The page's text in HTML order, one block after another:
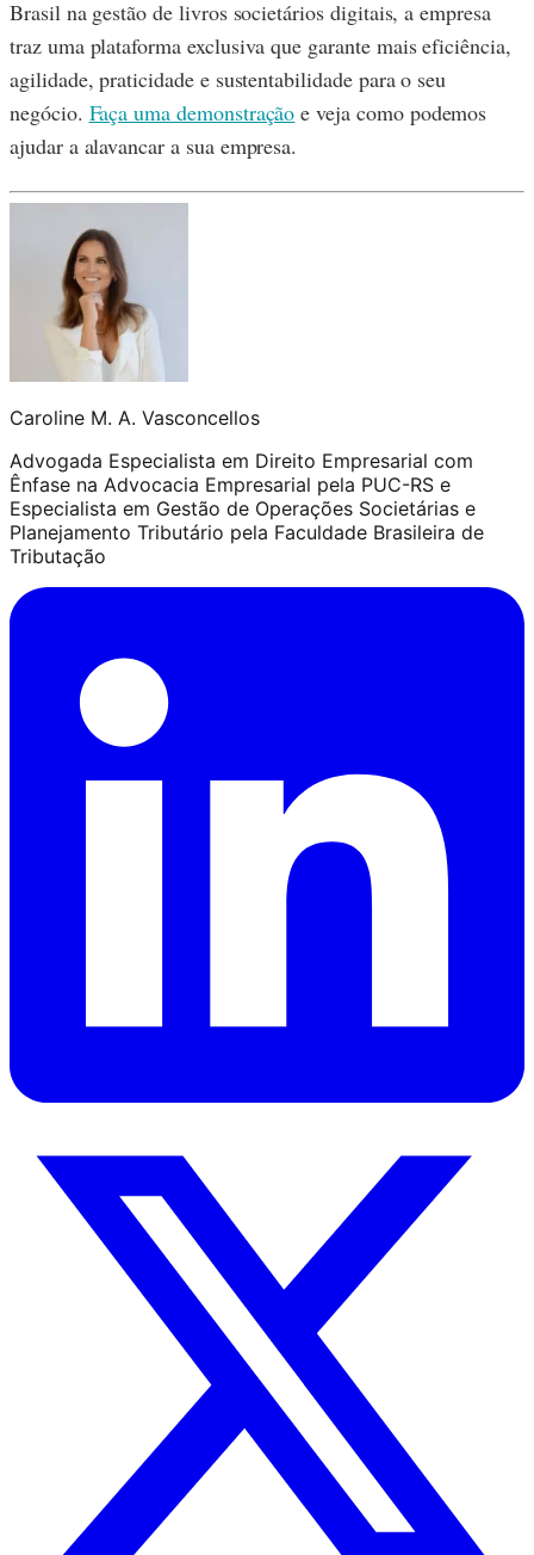
Brasil na gestão de livros societários digitais, a empresa
traz uma plataforma exclusiva que garante mais eficiência,
agilidade, praticidade e sustentabilidade para o seu
negócio. Faça uma demonstração e veja como podemos
ajudar a alavancar a sua empresa.
Caroline M. A. Vasconcellos
Advogada Especialista em Direito Empresarial com
Ênfase na Advocacia Empresarial pela PUC-RS e
Especialista em Gestão de Operações Societárias e
Planejamento Tributário pela Faculdade Brasileira de
Tributação